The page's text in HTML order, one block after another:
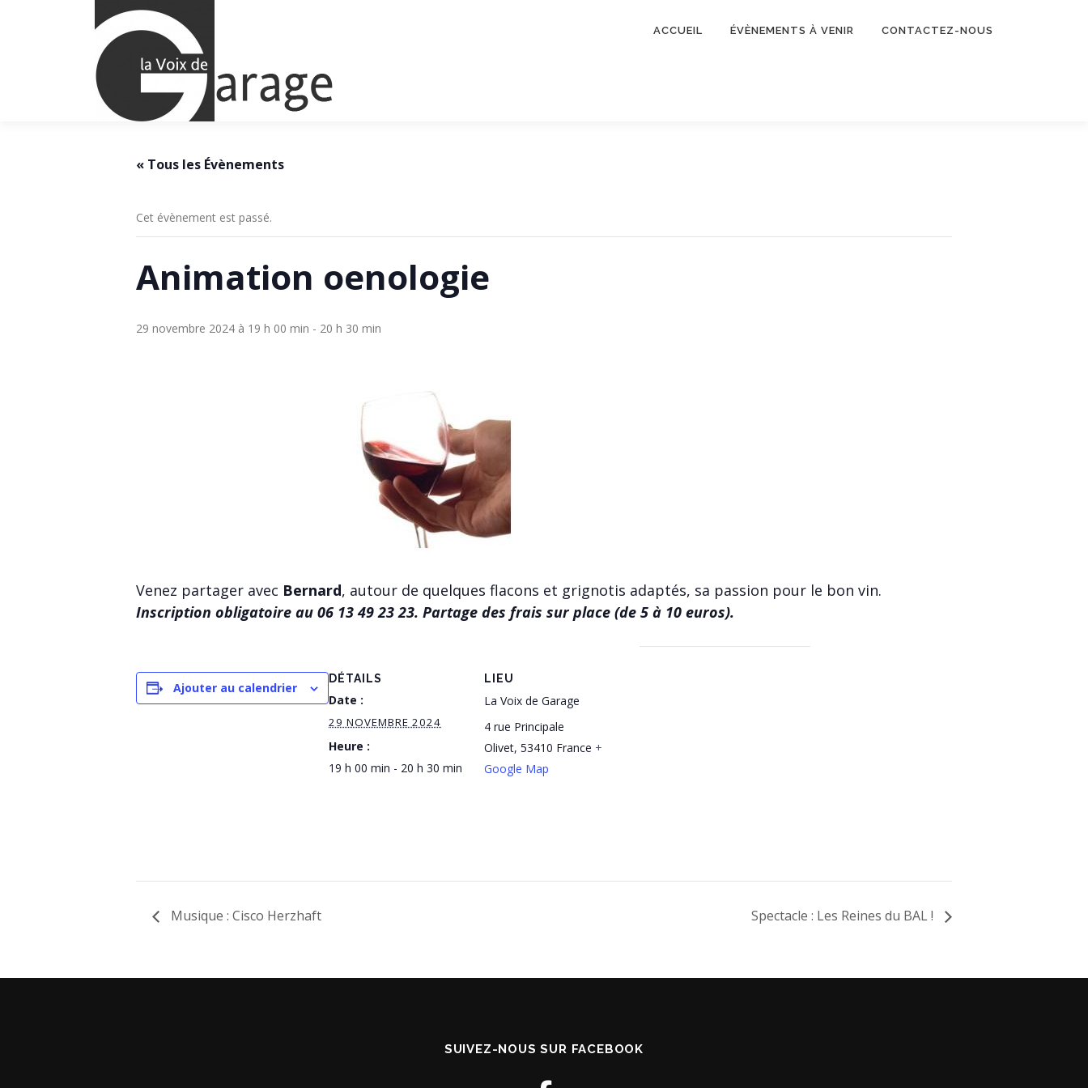
ACCUEIL ÉVÈNEMENTS À VENIR CONTACTEZ-NOUS
« Tous les Évènements
Cet évènement est passé.
Animation oenologie
29 novembre 2024 à 19 h 00 min - 20 h 30 min
Venez partager avec Bernard, autour de quelques flacons et grignotis adaptés, sa passion pour le bon vin.
Inscription obligatoire au 06 13 49 23 23. Partage des frais sur place (de 5 à 10 euros).
Ajouter au calendrier
DÉTAILS
Date :
29 NOVEMBRE 2024
Heure :
19 h 00 min - 20 h 30 min
LIEU
La Voix de Garage
4 rue Principale
Olivet, 53410 France +
Google Map
Musique : Cisco Herzhaft Spectacle : Les Reines du BAL !
SUIVEZ-NOUS SUR FACEBOOK